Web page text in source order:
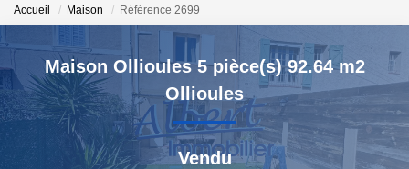
LOCATION
ESTIMATION
GESTION LOCATIVE
Accueil Maison Référence 2699
Maison Ollioules 5 pièce(s) 92.64 m2
Ollioules
Vendu